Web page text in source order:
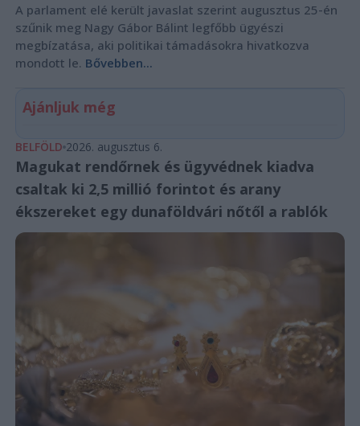
A parlament elé került javaslat szerint augusztus 25-én
szűnik meg Nagy Gábor Bálint legfőbb ügyészi
megbízatása, aki politikai támadásokra hivatkozva
mondott le. Bővebben...
Ajánljuk még
BELFÖLD 2026. augusztus 6.
Magukat rendőrnek és ügyvédnek kiadva
csaltak ki 2,5 millió forintot és arany
ékszereket egy dunaföldvári nőtől a rablók